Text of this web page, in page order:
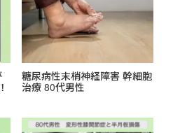
糖尿病性末梢神経障害 幹細胞
治療 80代男性